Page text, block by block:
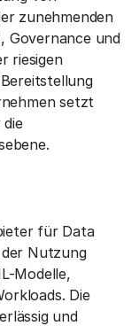
zunehmenden
Governance und
riesigen
setzt
für Data
Nutzung
Modelle,
Die
und